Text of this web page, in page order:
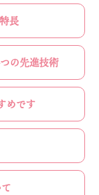
長
の先進技術
めです